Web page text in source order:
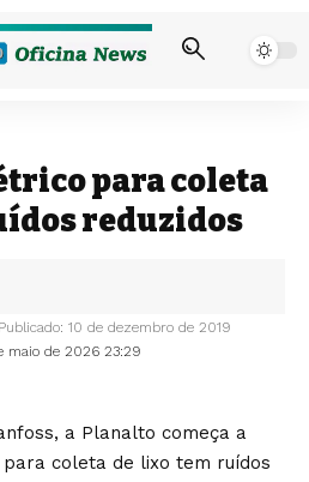
para coleta
reduzidos
maio de 2026 23:29
10 de dezembro de 2019
a Planalto começa a
coleta de lixo tem ruídos